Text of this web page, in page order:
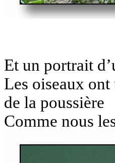
Et un portrait
Les oiseaux
de la poussière
Comme nous